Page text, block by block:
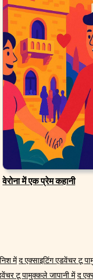
वेरोना में एक प्रेम कहानी
में द एक्साइटिंग एडवेंचर टू
टू पामुक्कले जापानी में द